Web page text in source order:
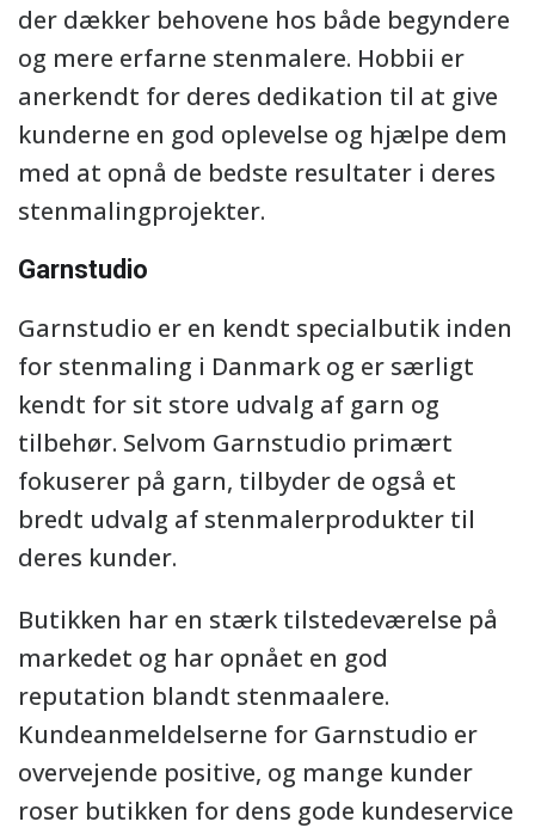
der dækker behovene hos både begyndere
og mere erfarne stenmalere. Hobbii er
anerkendt for deres dedikation til at give
kunderne en god oplevelse og hjælpe dem
med at opnå de bedste resultater i deres
stenmalingprojekter.
Garnstudio
Garnstudio er en kendt specialbutik inden
for stenmaling i Danmark og er særligt
kendt for sit store udvalg af garn og
tilbehør. Selvom Garnstudio primært
fokuserer på garn, tilbyder de også et
bredt udvalg af stenmalerprodukter til
deres kunder.
Butikken har en stærk tilstedeværelse på
markedet og har opnået en god
reputation blandt stenmaalere.
Kundeanmeldelserne for Garnstudio er
overvejende positive, og mange kunder
roser butikken for dens gode kundeservice